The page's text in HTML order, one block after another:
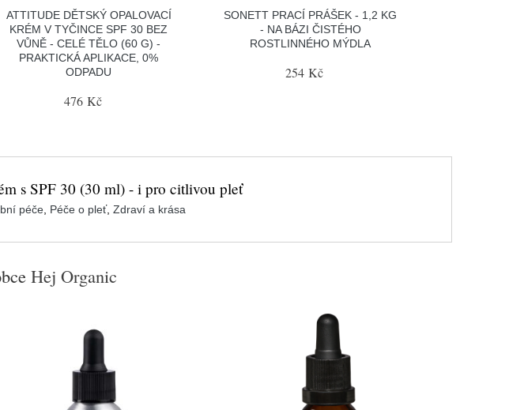
ATTITUDE DĚTSKÝ OPALOVACÍ
KRÉM V TYČINCE SPF 30 BEZ
VŮNĚ - CELÉ TĚLO (60 G) -
PRAKTICKÁ APLIKACE, 0%
ODPADU
476 Kč
SONETT PRACÍ PRÁŠEK - 1,2 KG
- NA BÁZI ČISTÉHO
ROSTLINNÉHO MÝDLA
254 Kč
s SPF 30 (30 ml) - i pro citlivou pleť
péče, Péče o pleť, Zdraví a krása
Hej Organic